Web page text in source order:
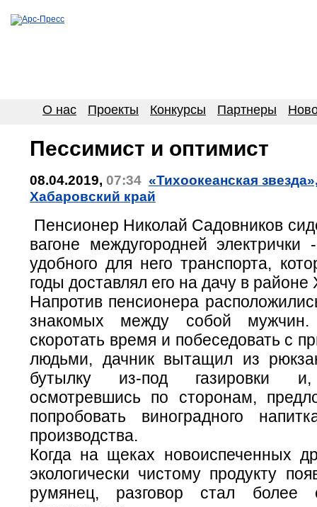
О нас Проекты Конкурсы Партнеры
Пессимист и оптимист
08.04.2019, 07:34 «Тихоокеанская
Хабаровский край
Пенсионер Николай Садовников
вагоне междугородней электрички
удобного для него транспорта,
годы доставлял его на дачу в районе
Напротив пенсионера
знакомых между собой
скоротать время и побеседовать с
людьми, дачник вытащил из
бутылку из-под газировки и,
осмотревшись по сторонам,
попробовать виноградного
производства.
Когда на щеках новоиспеченных
экологически чистому продукту
румянец, разговор стал более